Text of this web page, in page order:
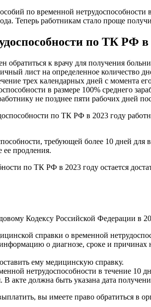
по временной
Теперь работникам стало проще
по ТК РФ в
к врачу для получения
лист на определенное количество
трех календарных дней с момента
в размере 100% среднего
не позднее пяти рабочих дней
по ТК РФ в 2023 году
требующей более 10 дней
ее продления.
по ТК РФ в 2023 году остается
Кодексу Российской Федерации в
справки о временной
о диагнозе, сроке и
ему медицинскую справку.
нетрудоспособности в течение 10
акте должна быть указана дата
вы имеете право обратиться в